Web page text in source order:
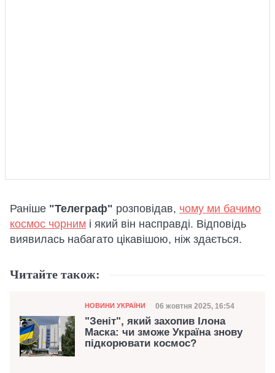
Раніше "Телеграф" розповідав, чому ми бачимо
космос чорним і який він насправді. Відповідь
виявилась набагато цікавішою, ніж здається.
Читайте також:
Категорія
НОВИНИ УКРАЇНИ Дата публікації
06 жовтня 2025, 16:54
"Зеніт", який захопив Ілона
Маска: чи зможе Україна знову
підкорювати космос?